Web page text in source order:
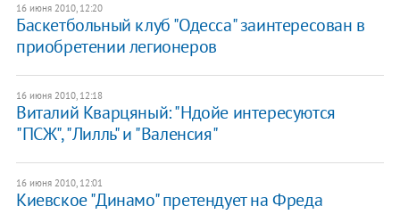
16 июня 2010, 12:20
Баскетбольный клуб "Одесса" заинтересован в
приобретении легионеров
16 июня 2010, 12:18
Виталий Кварцяный: "Ндойе интересуются
"ПСЖ", "Лилль" и "Валенсия"
16 июня 2010, 12:01
Киевское "Динамо" претендует на Фреда